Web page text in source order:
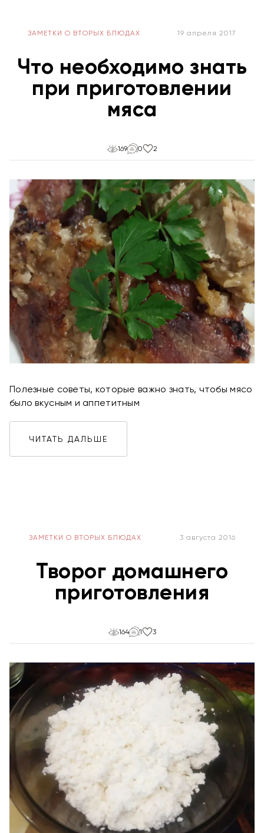
ЗАМЕТКИ О ВТОРЫХ БЛЮДАХ 19 апреля 2017
Что необходимо знать
при приготовлении
мяса
169 0 2
Полезные советы, которые важно знать, чтобы мясо
было вкусным и аппетитным
ЧИТАТЬ ДАЛЬШЕ
ЗАМЕТКИ О ВТОРЫХ БЛЮДАХ 3 августа 2016
Творог домашнего
приготовления
164 1 3